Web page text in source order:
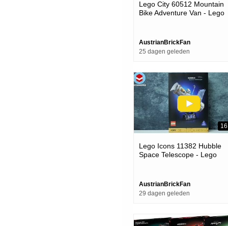
Lego City 60512 Mountain
Bike Adventure Van - Lego
AustrianBrickFan
25 dagen geleden
Lego Icons 11382 Hubble
Space Telescope - Lego
AustrianBrickFan
29 dagen geleden